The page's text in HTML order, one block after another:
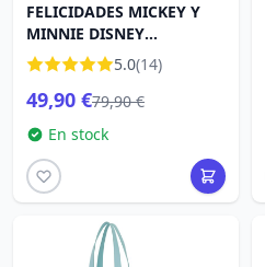
FELICIDADES MICKEY Y
MINNIE DISNEY
TRADITIONS5.0(14)
49,90 €79,90 €
En stock